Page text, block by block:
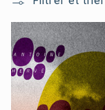
e
c
t